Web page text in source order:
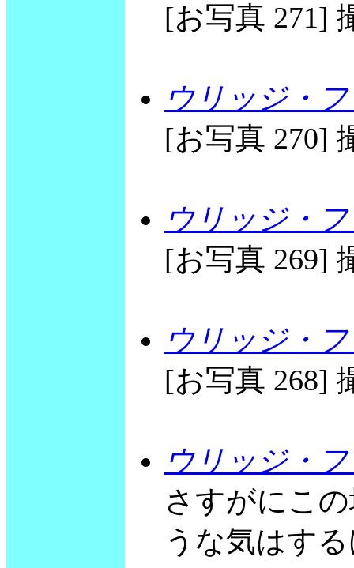
[お写真 271]
ウリッジ・
[お写真 270]
ウリッジ・
[お写真 269]
ウリッジ・
[お写真 268]
ウリッジ・
さすがにこ
うな気はす